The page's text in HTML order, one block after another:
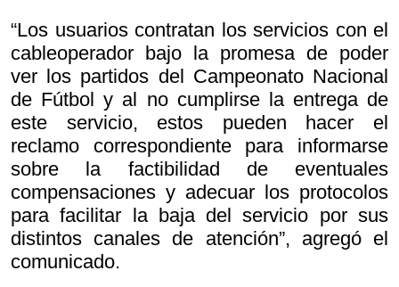
“Los usuarios contratan los servicios con el
cableoperador bajo la promesa de poder
ver los partidos del Campeonato Nacional
de Fútbol y al no cumplirse la entrega de
este servicio, estos pueden hacer el
reclamo correspondiente para informarse
sobre la factibilidad de eventuales
compensaciones y adecuar los protocolos
para facilitar la baja del servicio por sus
distintos canales de atención”, agregó el
comunicado.